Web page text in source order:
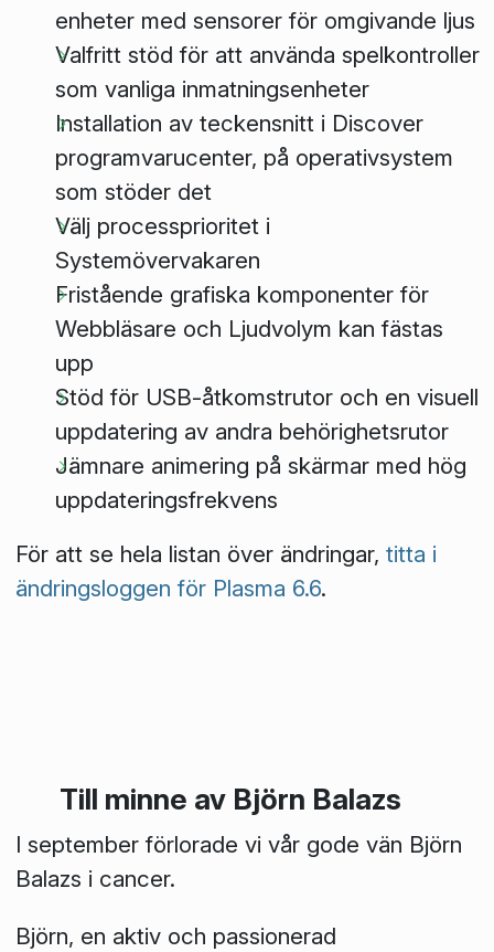
enheter med sensorer för omgivande ljus
Valfritt stöd för att använda spelkontroller
som vanliga inmatningsenheter
Installation av teckensnitt i Discover
programvarucenter, på operativsystem
som stöder det
Välj processprioritet i
Systemövervakaren
Fristående grafiska komponenter för
Webbläsare och Ljudvolym kan fästas
upp
Stöd för USB-åtkomstrutor och en visuell
uppdatering av andra behörighetsrutor
Jämnare animering på skärmar med hög
uppdateringsfrekvens
För att se hela listan över ändringar, titta i
ändringsloggen för Plasma 6.6.
Till minne av Björn Balazs
I september förlorade vi vår gode vän Björn
Balazs i cancer.
Björn, en aktiv och passionerad